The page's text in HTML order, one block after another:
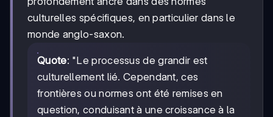
culturelles spécifiques, en particulier dans le
monde anglo-saxon.
Quote: "Le processus de grandir est
culturellement lié. Cependant, ces
frontières ou normes ont été remises en
question, conduisant à une croissance à la